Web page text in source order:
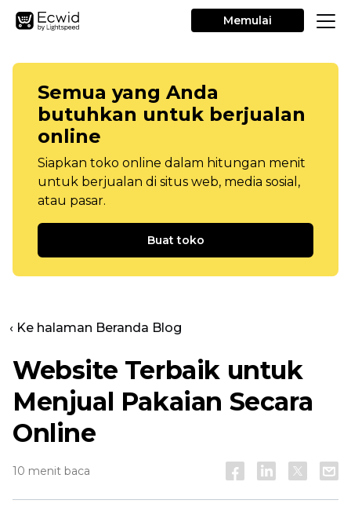
Memulai
Semua yang Anda
butuhkan untuk berjualan
online
Siapkan toko online dalam hitungan menit
untuk berjualan di situs web, media sosial,
atau pasar.
Buat toko
‹ Ke halaman Beranda Blog
Website Terbaik untuk
Menjual Pakaian Secara
Online
10 menit baca